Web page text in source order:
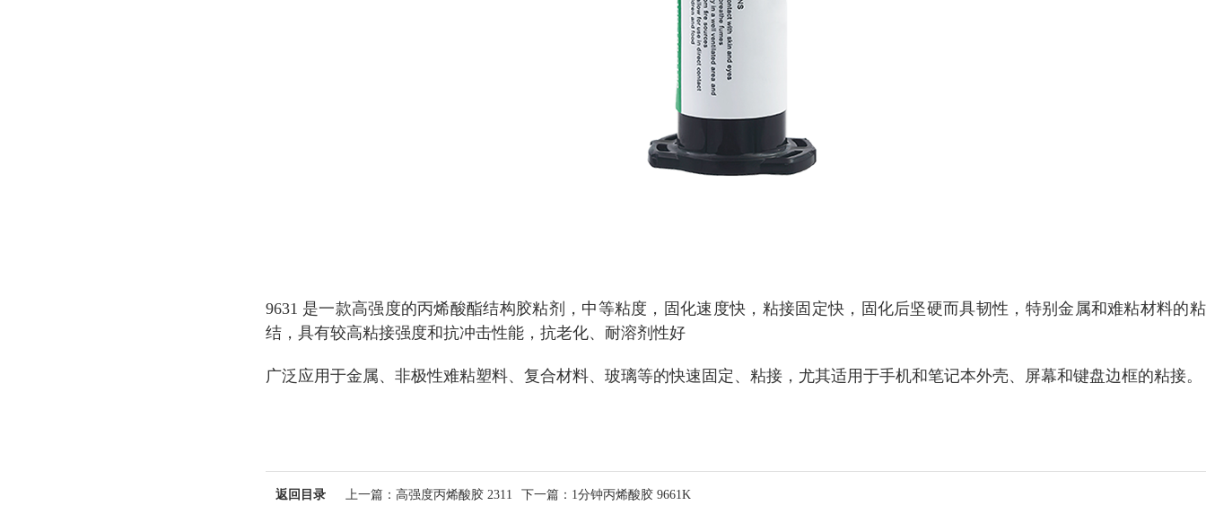
9631 是一款高强度的丙烯酸酯结构胶粘剂，中等粘度，固化速度快，粘接固定快，固化后坚硬而具韧性，特别金属和难粘材料的粘
结，具有较高粘接强度和抗冲击性能，抗老化、耐溶剂性好
广泛应用于金属、非极性难粘塑料、复合材料、玻璃等的快速固定、粘接，尤其适用于手机和笔记本外壳、屏幕和键盘边框的粘接。
返回目录 上一篇：高强度丙烯酸胶 2311 下一篇：1分钟丙烯酸胶 9661K